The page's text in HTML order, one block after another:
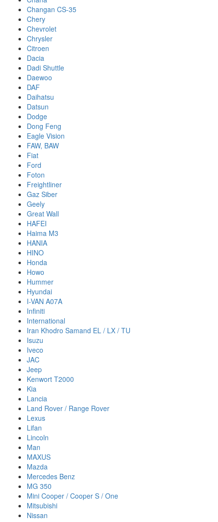
Changan CS-35
Chery
Chevrolet
Chrysler
Citroen
Dacia
Dadi Shuttle
Daewoo
DAF
Daihatsu
Datsun
Dodge
Dong Feng
Eagle Vision
FAW, BAW
Fiat
Ford
Foton
Freightliner
Gaz Siber
Geely
Great Wall
HAFEI
Haima M3
HANIA
HINO
Honda
Howo
Hummer
Hyundai
I-VAN A07A
Infiniti
International
Iran Khodro Samand EL / LX / TU
Isuzu
Iveco
JAC
Jeep
Kenwort T2000
Kia
Lancia
Land Rover / Range Rover
Lexus
Lifan
Lincoln
Man
MAXUS
Mazda
Mercedes Benz
MG 350
Mini Cooper / Cooper S / One
Mitsubishi
Nissan